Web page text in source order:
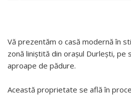
Vă prezentăm o casă modernă în
zonă liniștită din orașul Durlești, pe
aproape de pădure.
Această proprietate se află în